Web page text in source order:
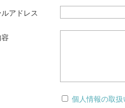
アドレス
個人情報の取